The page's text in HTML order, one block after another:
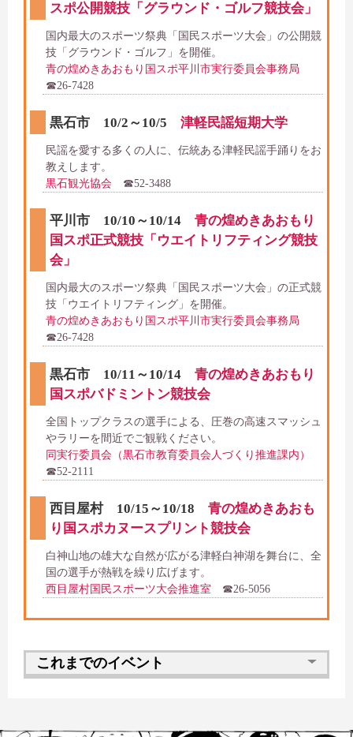
スポ公開競技「グラウンド・ゴルフ競技会」
国内最大のスポーツ祭典「国民スポーツ大会」の公開競
技「グラウンド・ゴルフ」を開催。
青の煌めきあおもり国スポ平川市実行委員会事務局
☎26-7428
黒石市 10/2～10/5 津軽民謡短期大学
民謡を愛する多くの人に、伝統ある津軽民謡手踊りをお
教えします。
黒石観光協会 ☎52-3488
平川市 10/10～10/14 青の煌めきあおもり
国スポ正式競技「ウエイトリフティング競技
会」
国内最大のスポーツ祭典「国民スポーツ大会」の正式競
技「ウエイトリフティング」を開催。
青の煌めきあおもり国スポ平川市実行委員会事務局
☎26-7428
黒石市 10/11～10/14 青の煌めきあおもり
国スポバドミントン競技会
全国トップクラスの選手による、圧巻の高速スマッシュ
やラリーを間近でご観戦ください。
同実行委員会（黒石市教育委員会人づくり推進課内）
☎52-2111
西目屋村 10/15～10/18 青の煌めきあおも
り国スポカヌースプリント競技会
白神山地の雄大な自然が広がる津軽白神湖を舞台に、全
国の選手が熱戦を繰り広げます。
西目屋村国民スポーツ大会推進室 ☎26-5056
これまでのイベント